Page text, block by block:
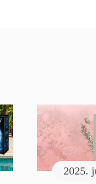
2025.